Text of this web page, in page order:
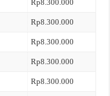
Rp8.300.000
Rp8.300.000
Rp8.300.000
Rp8.300.000
Rp8.300.000